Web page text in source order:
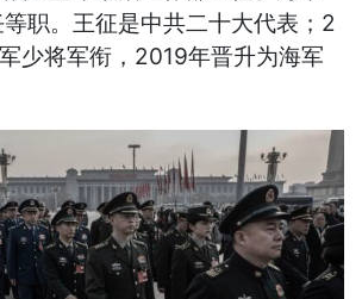
职。王征是中共二十大代表；2
少将军衔，2019年晋升为海军